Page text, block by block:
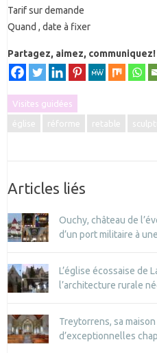
Tarif sur demande
Quand , date à fixer
Partagez, aimez, communiquez!
Visites guidées
église réforme retable
Articles liés
Ouchy, château de
d’un port militaire à
L’église écossaise de
l’architecture rurale
Treytorrens, sa
d’exceptionnelles